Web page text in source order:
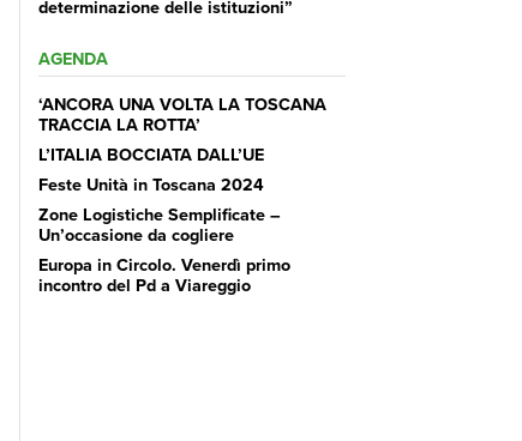
determinazione delle istituzioni”
AGENDA
‘ANCORA UNA VOLTA LA TOSCANA
TRACCIA LA ROTTA’
L’ITALIA BOCCIATA DALL’UE
Feste Unità in Toscana 2024
Zone Logistiche Semplificate –
Un’occasione da cogliere
Europa in Circolo. Venerdì primo
incontro del Pd a Viareggio